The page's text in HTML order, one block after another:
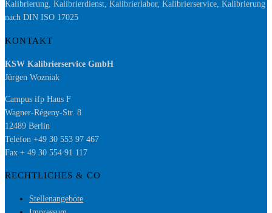
Kalibrierung, Kalibrierdienst, Kalibrierlabor, Kalibrierservice, Kalibrierung
nach DIN ISO 17025
KONTAKT
KSW Kalibrierservice GmbH
Jürgen Wozniak
Campus ifp Haus F
Wagner-Régeny-Str. 8
12489 Berlin
Telefon +49 30 553 97 467
Fax + 49 30 554 91 117
RECHTLICHES & CO
Stellenangebote